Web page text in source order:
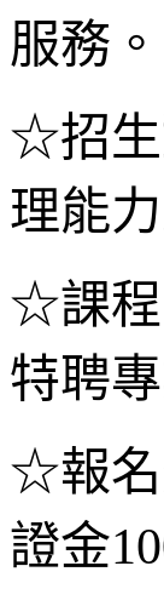
服務。
☆招生
理能
☆課程
特聘
☆報名
證金